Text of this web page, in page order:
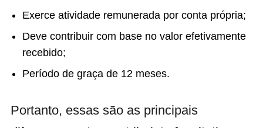
Exerce atividade remunerada por conta própria;
Deve contribuir com base no valor efetivamente
recebido;
Período de graça de 12 meses.
Portanto, essas são as principais